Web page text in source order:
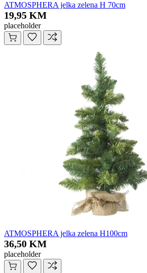
ATMOSPHERA jelka zelena H 70cm
19,95 KM
placeholder
ATMOSPHERA jelka zelena H100cm
36,50 KM
placeholder